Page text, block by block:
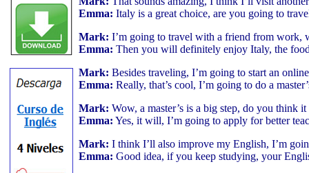
Emma: Italy is a great choice, are you going to
Mark: I’m going to travel with a friend from work,
Emma: Then you will definitely enjoy Italy, the
Mark: Besides traveling, I’m going to start an
Emma: Really, that’s cool, I’m going to do a
Mark: Wow, a master’s is a big step, do you think
Emma: Yes, it will, I’m going to apply for better
Mark: I think I’ll also improve my English, I’m
Emma: Good idea, if you keep studying, your